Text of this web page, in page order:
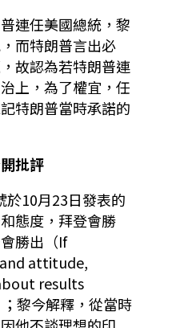
連任美國總統，黎
而特朗普言出必
故認為若特朗普連
上，為了權宜，任
特朗普當時承諾的
批評
10月23日發表的
態度，拜登會勝
勝出（If
attitude,
results
黎今解釋，從當時